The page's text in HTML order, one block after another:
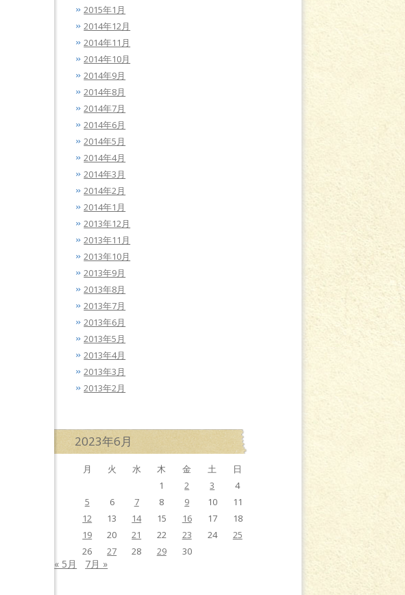
2015年1月
2014年12月
2014年11月
2014年10月
2014年9月
2014年8月
2014年7月
2014年6月
2014年5月
2014年4月
2014年3月
2014年2月
2014年1月
2013年12月
2013年11月
2013年10月
2013年9月
2013年8月
2013年7月
2013年6月
2013年5月
2013年4月
2013年3月
2013年2月
2023年6月
月 火 水 木 金 土
日
1
2 3
4
5
6 7 8 9 10
11
12
13 14 15 16 17
18
19
20 21 22 23 24
25
26
27 28 29 30
« 5月 7月 »